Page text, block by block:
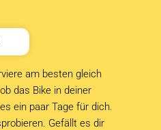
am besten gleich
das Bike in deiner
ein paar Tage für dich.
Gefällt es dir